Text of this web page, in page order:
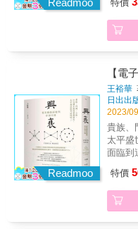
時，
響了歷
不同於
現更
人得以
讀，這
特徵。
的內容
數位歷
位工具
史學
歷史
敘事上
式體
Readmoo
學』
「數位
學進
的起
述在大
本書後
參與歷
位歷史
世紀下
的史料
圖像、
庫搜
時，
響了歷
不同於
特價
Readmoo
【電
王裕華
日出出
2023/
貴族、
太平盛世到苟
面臨到
國家
承受菁
菁英
特價